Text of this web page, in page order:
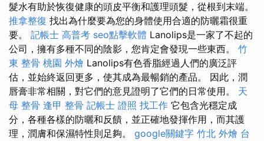
髮水有助於恢復健康的頭皮平衡和護理頭髮，從根到末端。
推拿整復 找出為什麼要為您的身體使用合適的防曬霜很重
要。 記帳士 高普考 seo點擊軟體 Lanol​​ips是一家了不起的
公司，擁有多種不同的陰影，您肯定會發現一些東西。 竹
東 整骨 桃園 外燴 Lanol​​ips有色香脂經過人們的廣泛評
估，並始終返回更多，使其成為最暢銷的產品。 因此，潤
唇膏非常相關，對它們的意見證明了它們的日常使用。 天
母 整骨 逢甲 整骨 記帳士 證照 找工作 它包含光穩定成
分，各種各樣的防曬和反饋，並正確地發揮作用，而其護
理，潤膚和保濕特性則足夠。 google關鍵字 竹北 外燴 台